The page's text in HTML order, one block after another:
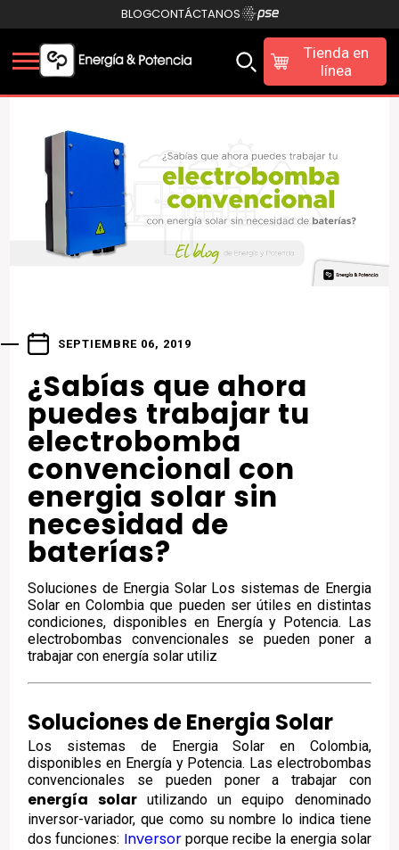
BLOGCONTÁCTANOS
Tienda en
línea
SEPTIEMBRE 06, 2019
¿Sabías que ahora
puedes trabajar tu
electrobomba
convencional con
energia solar sin
necesidad de
baterías?
Soluciones de Energia Solar Los sistemas de Energia
Solar en Colombia que pueden ser útiles en distintas
condiciones, disponibles en Energía y Potencia. Las
electrobombas convencionales se pueden poner a
trabajar con energía solar utiliz
Soluciones de Energia Solar
Los sistemas de Energia Solar en Colombia,
disponibles en Energía y Potencia. Las electrobombas
convencionales se pueden poner a trabajar con
energía solarutilizando un equipo denominado
inversor-variador, que como su nombre lo indica tiene
dos funciones: Inversorporque recibe la energia solar